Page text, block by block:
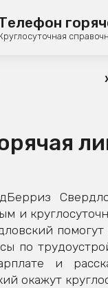
и
по
и
окажут